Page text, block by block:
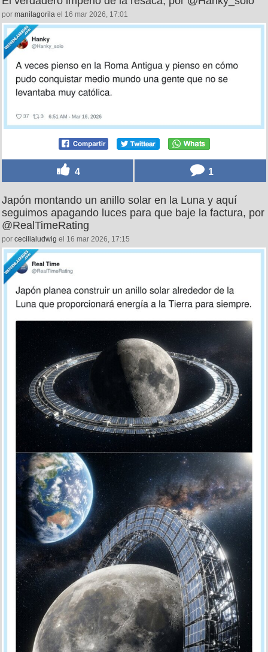
por manilagorila el 16 mar 2026, 17:01
4 1
Japón montando un anillo solar en la Luna y aquí
seguimos apagando luces para que baje la factura, por
@RealTimeRating
por cecilialudwig el 16 mar 2026, 17:15